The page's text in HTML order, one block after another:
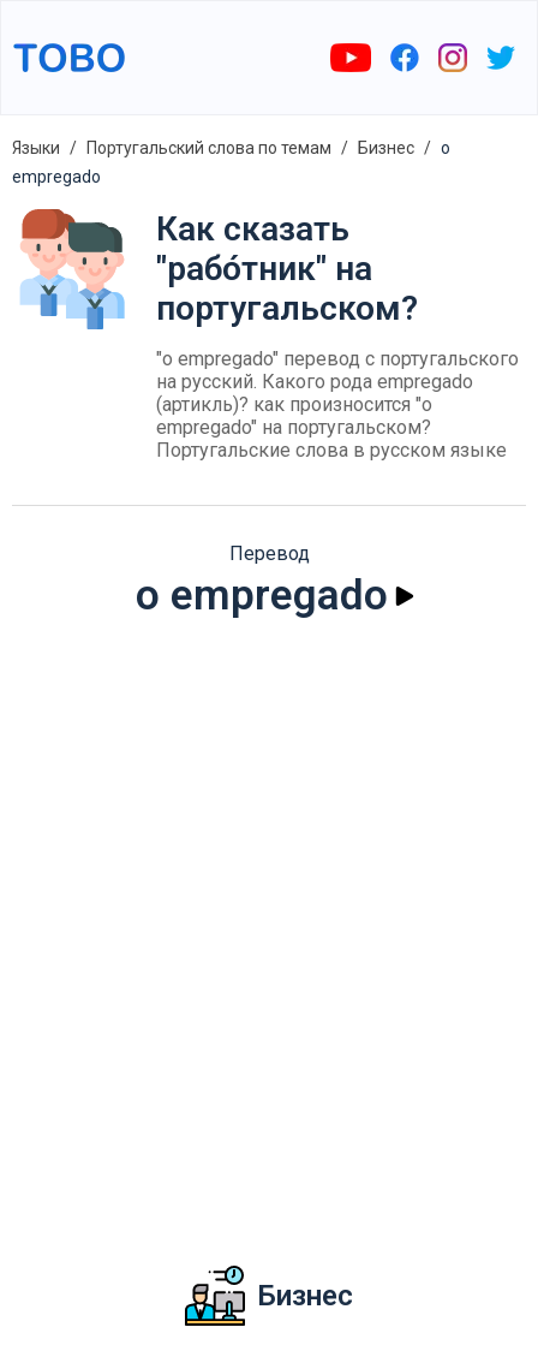
Языки Португальский слова по темам Бизнес
o
empregado
Как сказать
"рабо́тник" на
португальском?
"o empregado" перевод с португальского
на русский. Какого рода empregado
(артикль)? как произносится "o
empregado" на португальском?
Португальские слова в русском языке
Перевод
o empregado
Бизнес